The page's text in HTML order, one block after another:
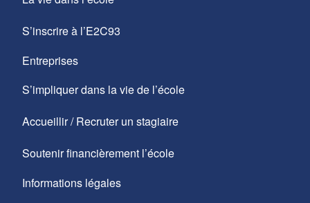
S’inscrire à l’E2C93
Entreprises
S’impliquer dans la vie de l’école
Accueillir / Recruter un stagiaire
Soutenir financièrement l’école
Informations légales